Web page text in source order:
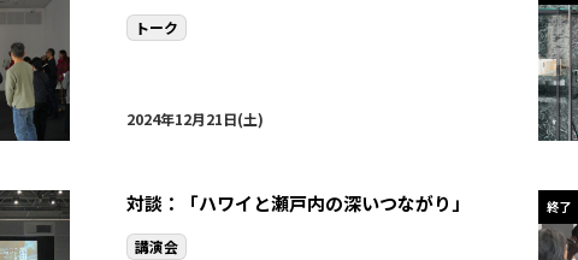
トーク
2024年12月21日(土)
対談：「ハワイと瀬戸内の深いつながり」
講演会
終了